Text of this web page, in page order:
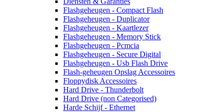
Flashgeheugen - Compact Flash
Flashgeheugen - Duplicator
Flashgeheugen - Kaartlezer
Flashgeheugen - Memory Stick
Flashgeheugen - Pcmcia
Flashgeheugen - Secure Digital
Flashgeheugen - Usb Flash Drive
Flash-geheugen Opslag Accessoires
Floppydisk Accessoires
Hard Drive - Thunderbolt
Hard Drive (non Categorised)
Harde Schijf - Ethernet